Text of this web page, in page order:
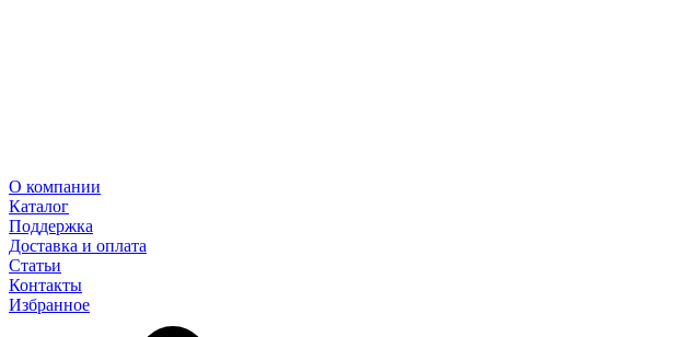
О компании
Каталог
Поддержка
Доставка и оплата
Статьи
Контакты
Избранное